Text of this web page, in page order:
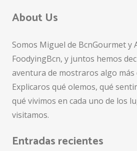
About Us
Somos Miguel de BcnGourmet y
FoodyingBcn, y juntos hemos
aventura de mostraros algo más
Explicaros qué olemos, qué
qué vivimos en cada uno de los
visitamos.
Entradas recientes